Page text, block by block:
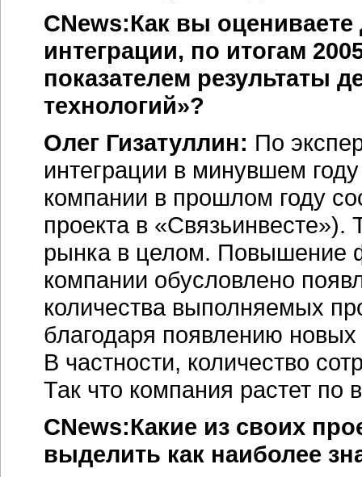
CNews:Как вы
интеграции, по итогам
показателем результаты
технологий»?
Олег Гизатуллин: По
интеграции в минувшем
компании в прошлом году
проекта в
рынка в целом. Повышение
компании обусловлено
количества выполняемых
благодаря появлению
В частности, количество
Так что компания растет по
CNews:Какие из своих
выделить как наиболее